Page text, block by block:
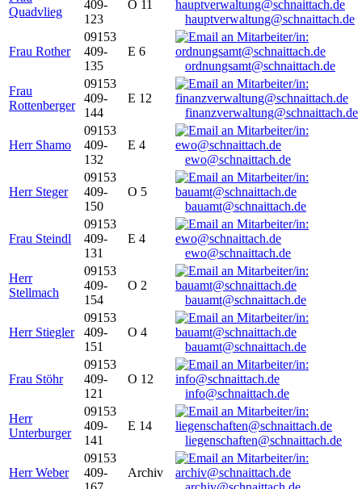
Quadvlieg
409-
123
O 11
hauptverwaltung@schnaittach.de
Frau Rother
09153
409-
135
E 6
ordnungsamt@schnaittach.de
Frau
Rottenberger
09153
409-
144
E 12
finanzverwaltung@schnaittach.de
Herr Shamo
09153
409-
132
E 4
ewo@schnaittach.de
Herr Steger
09153
409-
150
O 5
bauamt@schnaittach.de
Frau Steindl
09153
409-
131
E 4
ewo@schnaittach.de
Herr
Stellmach
09153
409-
154
O 2
bauamt@schnaittach.de
Herr Stiegler
09153
409-
151
O 4
bauamt@schnaittach.de
Frau Stöhr
09153
409-
121
O 12
info@schnaittach.de
Herr
Unterburger
09153
409-
141
E 14
liegenschaften@schnaittach.de
Herr Weber
09153
409-
Archiv